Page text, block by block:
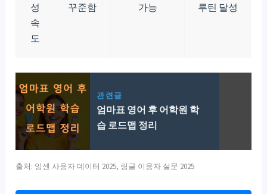
성
속
도
꾸준함
가능
루틴 달성
관련글
엄마표 영어 후 어학원 학
습 로드맵 정리
출처: 잉센 사용자 데이터 2025, 링글 이용자 설문 2025